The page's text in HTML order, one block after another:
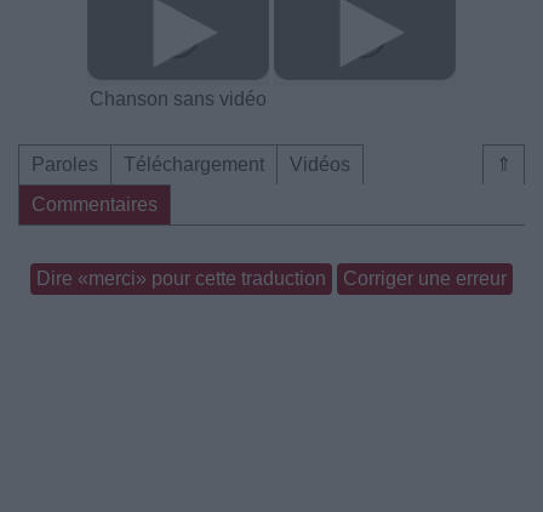
Chanson sans vidéo
⇑
Paroles Téléchargement
Vidéos
Commentaires
Dire «merci» pour cette traduction Corriger une erreur